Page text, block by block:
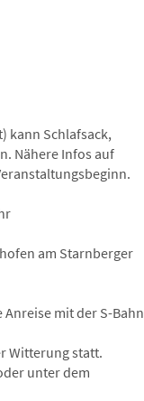
kann Schlafsack,
Nähere Infos auf
am Starnberger
mit der S-Bahn
Witterung statt.
unter dem